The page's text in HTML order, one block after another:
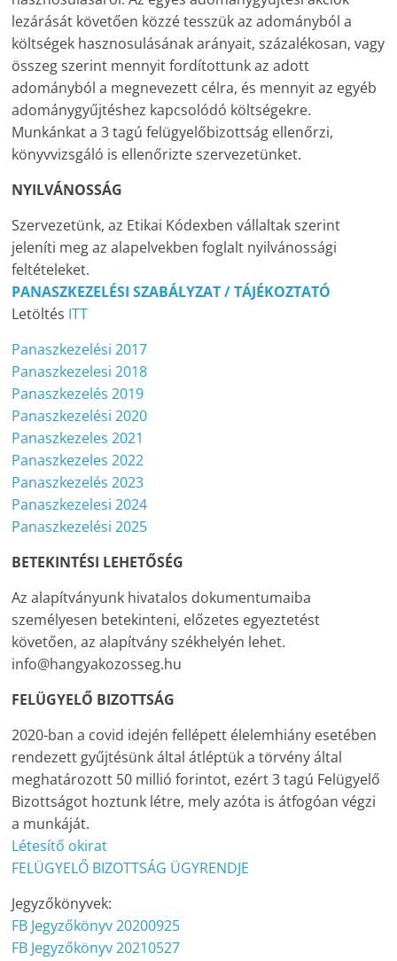
lezárását követően közzé tesszük az adományból a
költségek hasznosulásának arányait, százalékosan, vagy
összeg szerint mennyit fordítottunk az adott
adományból a megnevezett célra, és mennyit az egyéb
adománygyűjtéshez kapcsolódó költségekre.
Munkánkat a 3 tagú felügyelőbizottság ellenőrzi,
könyvvizsgáló is ellenőrizte szervezetünket.
NYILVÁNOSSÁG
Szervezetünk, az Etikai Kódexben vállaltak szerint
jeleníti meg az alapelvekben foglalt nyilvánossági
feltételeket.
PANASZKEZELÉSI SZABÁLYZAT / TÁJÉKOZTATÓ
Letöltés ITT
Panaszkezelési 2017
Panaszkezelesi 2018
Panaszkezelés 2019
Panaszkezelési 2020
Panaszkezeles 2021
Panaszkezeles 2022
Panaszkezelés 2023
Panaszkezelesi 2024
Panaszkezelési 2025
BETEKINTÉSI LEHETŐSÉG
Az alapítványunk hivatalos dokumentumaiba
személyesen betekinteni, előzetes egyeztetést
követően, az alapítvány székhelyén lehet.
info@hangyakozosseg.hu
FELÜGYELŐ BIZOTTSÁG
2020-ban a covid idején fellépett élelemhiány esetében
rendezett gyűjtésünk által átléptük a törvény által
meghatározott 50 millió forintot, ezért 3 tagú Felügyelő
Bizottságot hoztunk létre, mely azóta is átfogóan végzi
a munkáját.
Létesítő okirat
FELÜGYELŐ BIZOTTSÁG ÜGYRENDJE
Jegyzőkönyvek:
FB Jegyzőkönyv 20200925
FB Jegyzőkönyv 20210527